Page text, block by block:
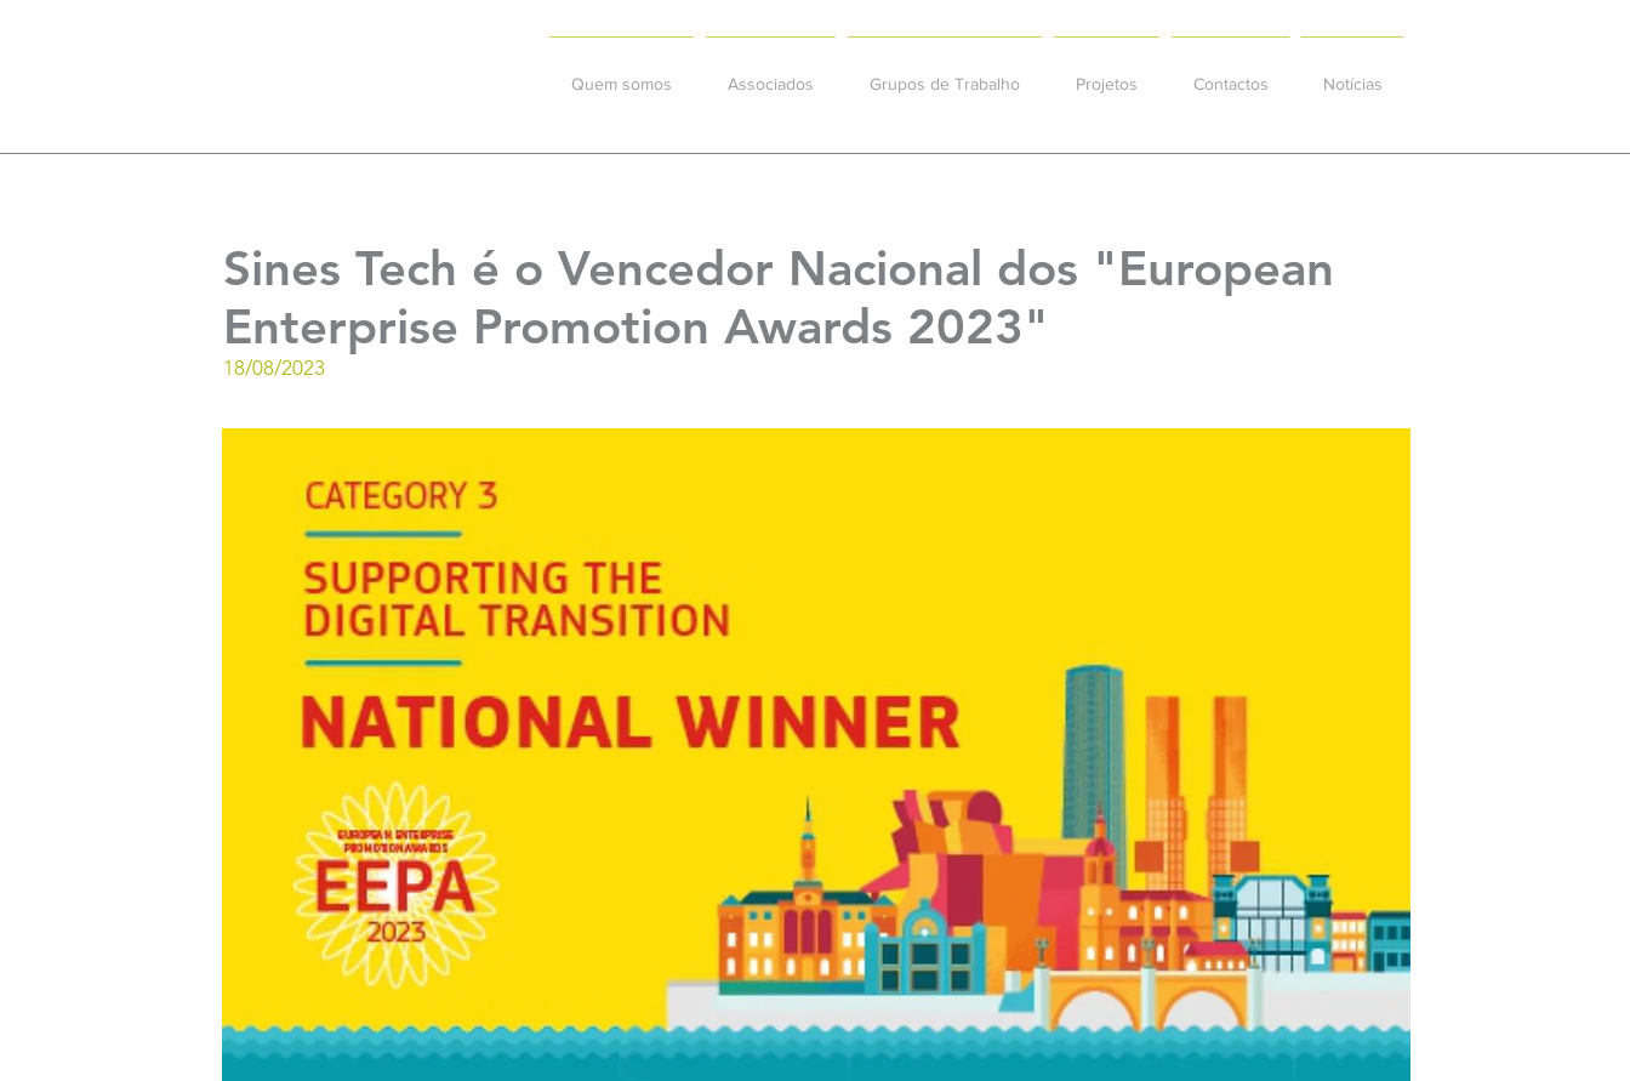
Quem somos Associados Grupos de Trabalho Projetos Contactos Notícias
Sines Tech é o Vencedor Nacional dos "European
Enterprise Promotion Awards 2023"
18/08/2023